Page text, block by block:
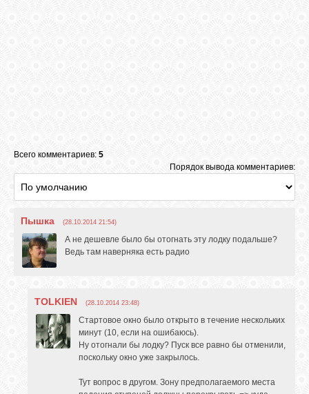
Всего комментариев: 5
Порядок вывода комментариев:
Пышка (28.10.2014 21:54)
А не дешевле было бы отогнать эту лодку подальше?
Ведь там наверняка есть радио
TOLKIEN (28.10.2014 23:48)
Стартовое окно было открыто в течение нескольких
минут (10, если на ошибаюсь).
Ну отогнали бы лодку? Пуск все равно бы отменили,
поскольку окно уже закрылось.
Тут вопрос в другом. Зону предполагаемого места